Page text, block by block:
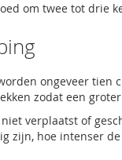
om twee tot drie
ongeveer
zodat een
verplaatst of
zijn, hoe intenser